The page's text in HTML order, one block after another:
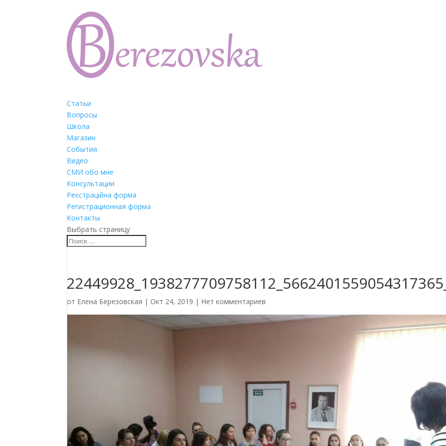
Статьи
Вопросы
Школа
Магазин
События
Видео
СМИ обо мне
Консультации
Реєстраційна форма
Регистрационная форма
Контакты
Выбрать страницу
от Елена Березовская | Окт 24, 2019 | Нет комментариев